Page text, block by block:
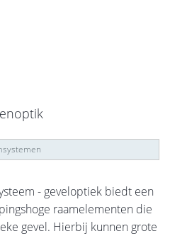
- geveloptiek biedt een
raamelementen die
gevel. Hierbij kunnen grote